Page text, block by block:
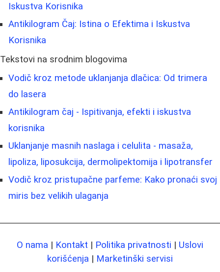
Iskustva Korisnika
Antikilogram Čaj: Istina o Efektima i Iskustva
Korisnika
Tekstovi na srodnim blogovima
Vodič kroz metode uklanjanja dlačica: Od trimera
do lasera
Antikilogram čaj - Ispitivanja, efekti i iskustva
korisnika
Uklanjanje masnih naslaga i celulita - masaža,
lipoliza, liposukcija, dermolipektomija i lipotransfer
Vodič kroz pristupačne parfeme: Kako pronaći svoj
miris bez velikih ulaganja
O nama | Kontakt | Politika privatnosti | Uslovi
korišćenja | Marketinški servisi